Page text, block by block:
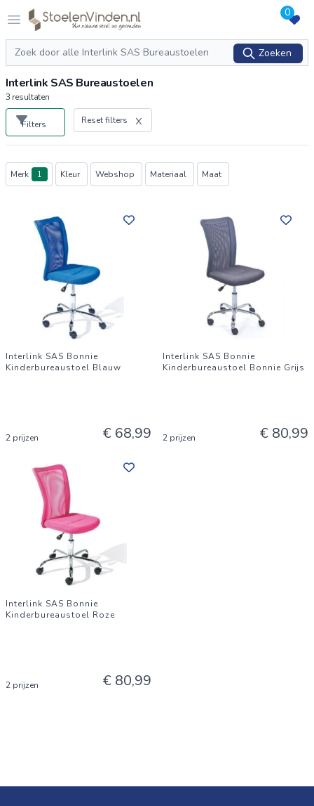
Open menu
Logo stoelenvinden.nl 0
Zoeken
Zoeken
Interlink SAS Bureaustoelen
3 resultaten
Filters Reset filters
Producten
Merk 1 Kleur Webshop Materiaal Maat
Interlink SAS Bonnie
Kinderbureaustoel Blauw
2 prijzen € 68,99
Interlink SAS Bonnie
Kinderbureaustoel Bonnie Grijs
2 prijzen € 80,99
Interlink SAS Bonnie
Kinderbureaustoel Roze
2 prijzen € 80,99